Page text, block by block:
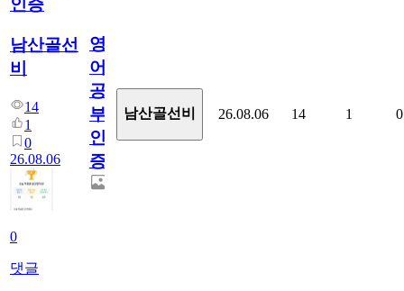
인증
남산골선
비
14
1
0
26.08.06
0
댓글
영
어
공
부
인
증
남산골선비 26.08.06 14 1 0